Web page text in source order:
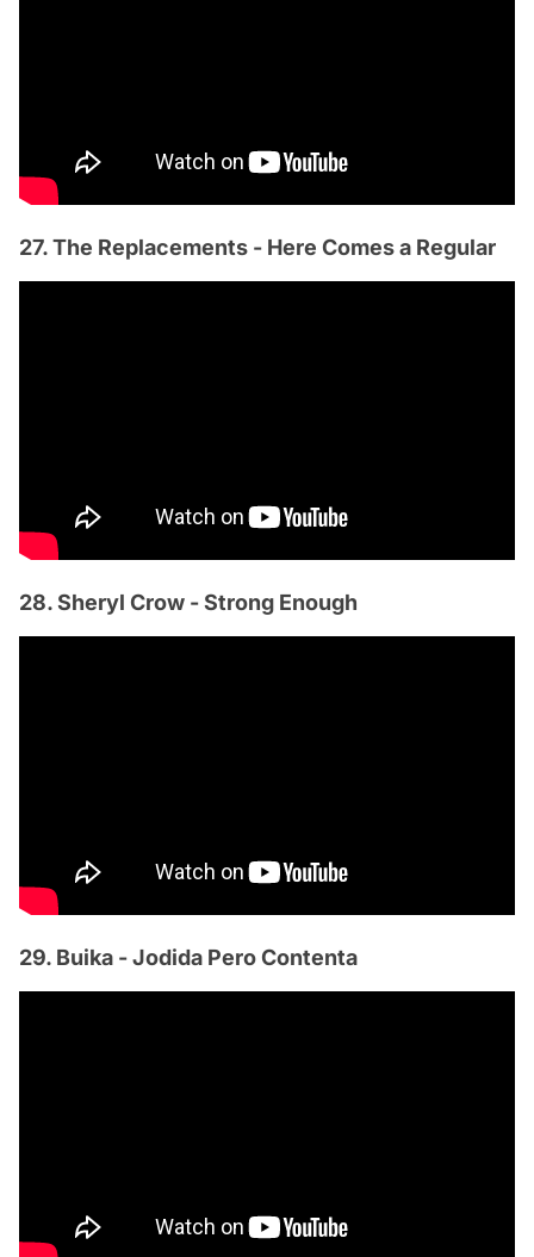
27. The Replacements - Here Comes a Regular
28. Sheryl Crow - Strong Enough
29. Buika - Jodida Pero Contenta